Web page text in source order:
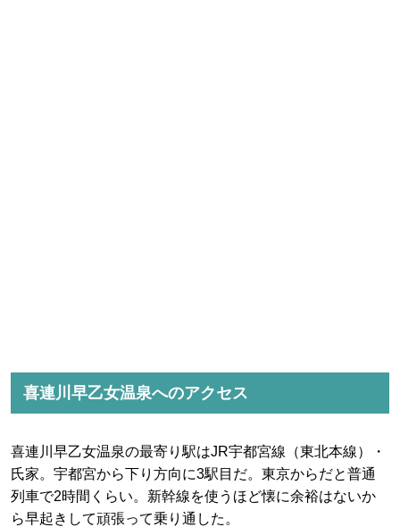
喜連川早乙女温泉へのアクセス
喜連川早乙女温泉の最寄り駅はJR宇都宮線（東北本線）・
氏家。宇都宮から下り方向に3駅目だ。東京からだと普通
列車で2時間くらい。新幹線を使うほど懐に余裕はないか
ら早起きして頑張って乗り通した。